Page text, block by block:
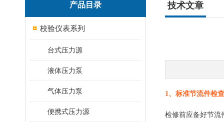
产品目录
校验仪表系列
台式压力源
液体压力泵
气体压力泵
便携式压力源
技术文章
1、标准节流件检
检修前应备好节流